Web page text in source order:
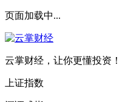
页面加载中...
云掌财经，让你更懂投资！
上证指数